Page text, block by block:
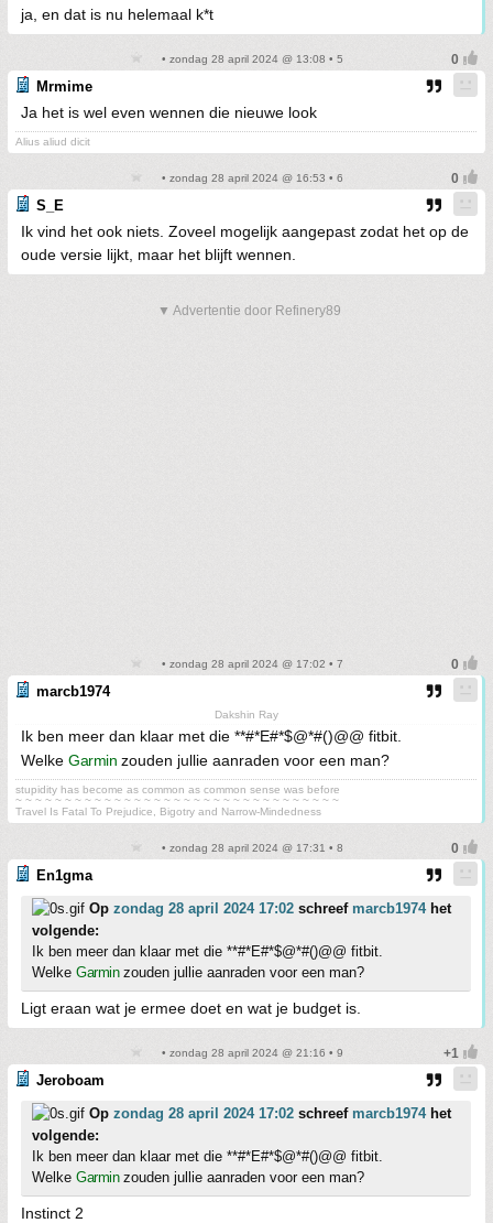
ja, en dat is nu helemaal k*t
• zondag 28 april 2024 @ 13:08 • 5
Mrmime
Ja het is wel even wennen die nieuwe look
Alius aliud dicit
• zondag 28 april 2024 @ 16:53 • 6
S_E
Ik vind het ook niets. Zoveel mogelijk aangepast zodat het op de
oude versie lijkt, maar het blijft wennen.
▼ Advertentie door Refinery89
• zondag 28 april 2024 @ 17:02 • 7
marcb1974
Dakshin Ray
Ik ben meer dan klaar met die **#*E#*$@*#()@@ fitbit.
Welke Garmin zouden jullie aanraden voor een man?
stupidity has become as common as common sense was before
~ ~ ~ ~ ~ ~ ~ ~ ~ ~ ~ ~ ~ ~ ~ ~ ~ ~ ~ ~ ~ ~ ~ ~ ~ ~ ~ ~ ~ ~ ~ ~ ~
Travel Is Fatal To Prejudice, Bigotry and Narrow-Mindedness
• zondag 28 april 2024 @ 17:31 • 8
En1gma
Op zondag 28 april 2024 17:02 schreef marcb1974het
volgende:
Ik ben meer dan klaar met die **#*E#*$@*#()@@ fitbit.
Welke Garminzouden jullie aanraden voor een man?
Ligt eraan wat je ermee doet en wat je budget is.
• zondag 28 april 2024 @ 21:16 • 9
Jeroboam
Op zondag 28 april 2024 17:02 schreef marcb1974het
volgende:
Ik ben meer dan klaar met die **#*E#*$@*#()@@ fitbit.
Welke Garminzouden jullie aanraden voor een man?
Instinct 2